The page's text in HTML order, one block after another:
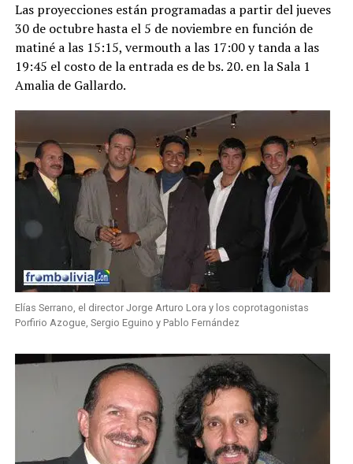
Las proyecciones están programadas a partir del jueves
30 de octubre hasta el 5 de noviembre en función de
matiné a las 15:15, vermouth a las 17:00 y tanda a las
19:45 el costo de la entrada es de bs. 20. en la Sala 1
Amalia de Gallardo.
Elías Serrano, el director Jorge Arturo Lora y los coprotagonistas
Porfirio Azogue, Sergio Eguino y Pablo Fernández